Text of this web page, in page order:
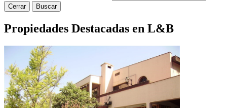
Cerrar Buscar
Propiedades Destacadas en L&B